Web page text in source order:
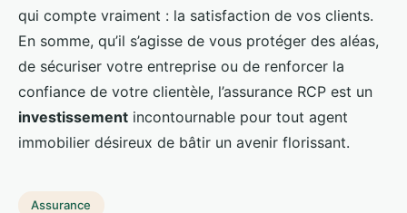
qui compte vraiment : la satisfaction de vos clients.
En somme, qu’il s’agisse de vous protéger des aléas,
de sécuriser votre entreprise ou de renforcer la
confiance de votre clientèle, l’assurance RCP est un
investissement incontournable pour tout agent
immobilier désireux de bâtir un avenir florissant.
Assurance